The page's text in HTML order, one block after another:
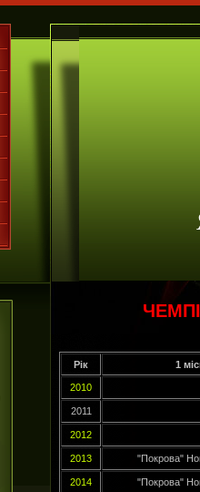
Рік 1
2010
2011
2012
2013 "Покрова"
2014 "Покрова"